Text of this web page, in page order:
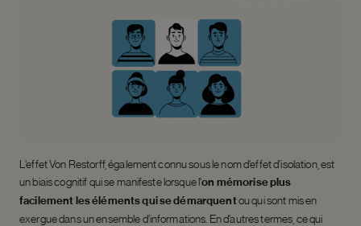
L’effet Von Restorff, également connu sous le nom d’effet d’isolation, est
un biais cognitif qui se manifeste lorsque l’on mémorise plus
facilement les éléments qui se démarquentou qui sont mis en
exergue dans un ensemble d’informations. En d’autres termes, ce qui